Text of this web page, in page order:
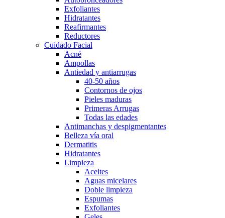
Exfoliantes
Hidratantes
Reafirmantes
Reductores
Cuidado Facial
Acné
Ampollas
Antiedad y antiarrugas
40-50 años
Contornos de ojos
Pieles maduras
Primeras Arrugas
Todas las edades
Antimanchas y despigmentantes
Belleza vía oral
Dermatitis
Hidratantes
Limpieza
Aceites
Aguas micelares
Doble limpieza
Espumas
Exfoliantes